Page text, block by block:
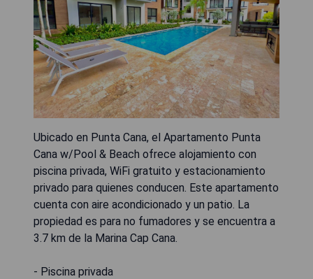
Ubicado en Punta Cana, el Apartamento Punta
Cana w/Pool & Beach ofrece alojamiento con
piscina privada, WiFi gratuito y estacionamiento
privado para quienes conducen. Este apartamento
cuenta con aire acondicionado y un patio. La
propiedad es para no fumadores y se encuentra a
3.7 km de la Marina Cap Cana.
- Piscina privada